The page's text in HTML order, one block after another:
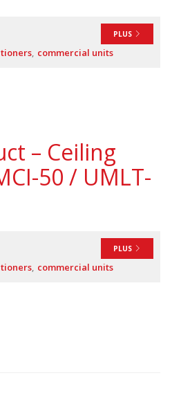
PLUS
commercial units
– Ceiling
50 / UMLT-
PLUS
commercial units